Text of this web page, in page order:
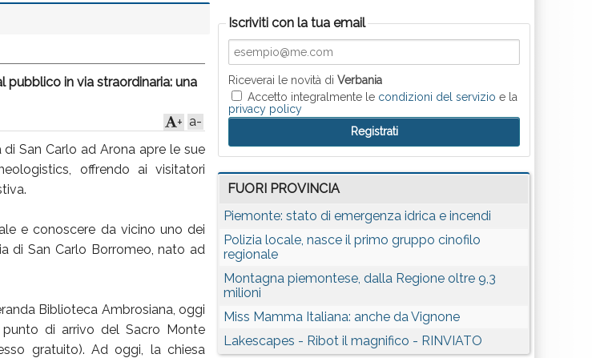
pubblico in via straordinaria: una
a-
+
San Carlo ad Arona apre le sue
offrendo ai visitatori
e conoscere da vicino uno dei
di San Carlo Borromeo, nato ad
Biblioteca Ambrosiana, oggi
di arrivo del Sacro Monte
gratuito). Ad oggi, la chiesa
Iscriviti con la tua email
Riceverai le novità diVerbania
Accetto integralmente le condizioni del servizio e la
privacy policy
FUORI PROVINCIA
Piemonte: stato di emergenza idrica e incendi
Polizia locale, nasce il primo gruppo cinofilo
regionale
Montagna piemontese, dalla Regione oltre 9,3
milioni
Miss Mamma Italiana: anche da Vignone
Lakescapes - Ribot il magnifico - RINVIATO